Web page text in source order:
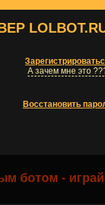
А зачем мне это
Восстановить
ботом -